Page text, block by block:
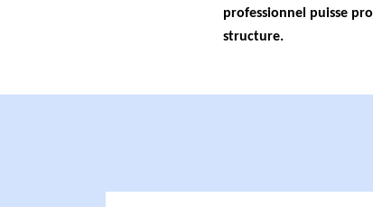
professionnel puisse
structure.